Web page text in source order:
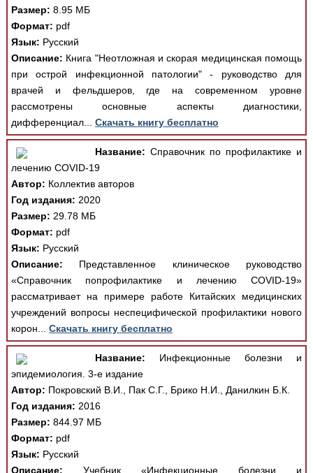
Размер: 8.95 МБ
Формат: pdf
Язык: Русский
Описание: Книга "Неотложная и скорая медицинская помощь
при острой инфекционной патологии" - руководство для
врачей и фельдшеров, где на современном уровне
рассмотрены основные аспекты диагностики,
дифференциал... Скачать книгу бесплатно
Название: Справочник по профилактике и
лечению COVID-19
Автор: Коллектив авторов
Год издания: 2020
Размер: 29.78 МБ
Формат: pdf
Язык: Русский
Описание: Представленное клиническое руководство
«Справочник попрофилактике и лечению COVID-19»
рассматривает на примере работе Китайских медицинских
учреждений вопросы неспецифической профилактики нового
корон... Скачать книгу бесплатно
Название: Инфекционные болезни и
эпидемиология. 3-е издание
Автор: Покровский В.И., Пак С.Г., Брико Н.И., Данилкин Б.К.
Год издания: 2016
Размер: 844.97 МБ
Формат: pdf
Язык: Русский
Описание: Учебник «Инфекционные болезни и